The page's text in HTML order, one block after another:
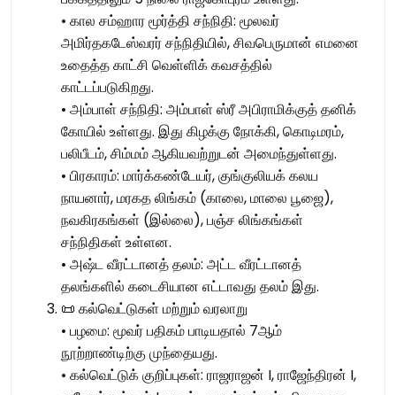
• கால சம்ஹார மூர்த்தி சந்நிதி: மூலவர்
அமிர்தகடேஸ்வரர் சந்நிதியில், சிவபெருமான் எமனை
உதைத்த காட்சி வெள்ளிக் கவசத்தில்
காட்டப்படுகிறது.
• அம்பாள் சந்நிதி: அம்பாள் ஸ்ரீ அபிராமிக்குத் தனிக்
கோயில் உள்ளது. இது கிழக்கு நோக்கி, கொடிமரம்,
பலிபீடம், சிம்மம் ஆகியவற்றுடன் அமைந்துள்ளது.
• பிரகாரம்: மார்க்கண்டேயர், குங்குலியக் கலய
நாயனார், மரகத லிங்கம் (காலை, மாலை பூஜை),
நவகிரகங்கள் (இல்லை), பஞ்ச லிங்கங்கள்
சந்நிதிகள் உள்ளன.
• அஷ்ட வீரட்டானத் தலம்: அட்ட வீரட்டானத்
தலங்களில் கடைசியான எட்டாவது தலம் இது.
📜 கல்வெட்டுகள் மற்றும் வரலாறு
• பழமை: மூவர் பதிகம் பாடியதால் 7ஆம்
நூற்றாண்டிற்கு முந்தையது.
• கல்வெட்டுக் குறிப்புகள்: ராஜராஜன் I, ராஜேந்திரன் I,